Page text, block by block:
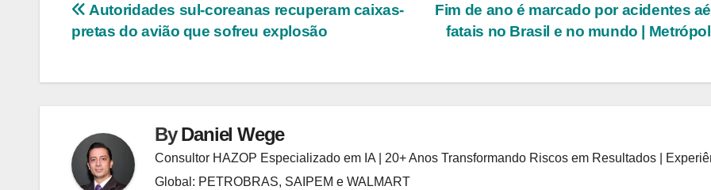
Navegação
de
Post
Fim de ano é marcado por acidentes
fatais no Brasil e no mundo |
Autoridades sul-coreanas recuperam caixas-
pretas do avião que sofreu explosão
ByDaniel Wege
Consultor HAZOP Especializado em IA | 20+ Anos Transformando Riscos em Resultados |
Global: PETROBRAS, SAIPEM e WALMART